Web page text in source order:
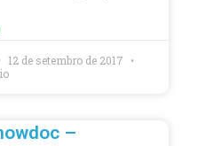
12 de setembro de 2017
–